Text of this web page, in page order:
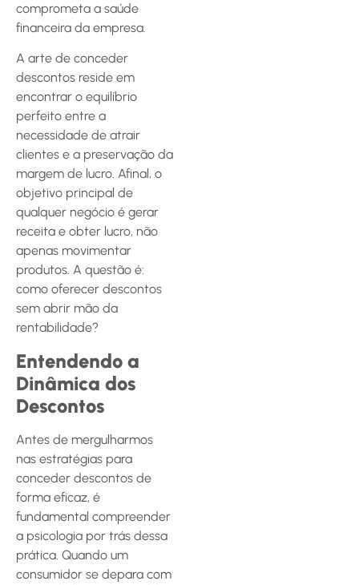
comprometa a saúde
financeira da empresa.
A arte de conceder
descontos reside em
encontrar o equilíbrio
perfeito entre a
necessidade de atrair
clientes e a preservação da
margem de lucro. Afinal, o
objetivo principal de
qualquer negócio é gerar
receita e obter lucro, não
apenas movimentar
produtos. A questão é:
como oferecer descontos
sem abrir mão da
rentabilidade?
Entendendo a
Dinâmica dos
Descontos
Antes de mergulharmos
nas estratégias para
conceder descontos de
forma eficaz, é
fundamental compreender
a psicologia por trás dessa
prática. Quando um
consumidor se depara com